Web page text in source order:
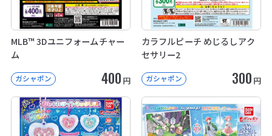
MLB™ 3Dユニフォームチャー
ム
ガシャポン 400 円
カラフルピーチ めじるしアク
セサリー2
ガシャポン 300 円